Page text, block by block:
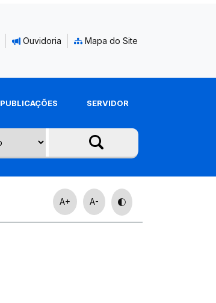
Ouvidoria Mapa do Site
PUBLICAÇÕES SERVIDOR
A+ A-